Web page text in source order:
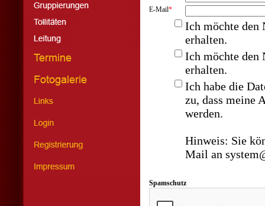
E-Mail*
Ich möchte den
erhalten.
Ich möchte den
erhalten.
Ich habe die
zu, dass meine
werden.
Hinweis: Sie
Mail an
Spamschutz